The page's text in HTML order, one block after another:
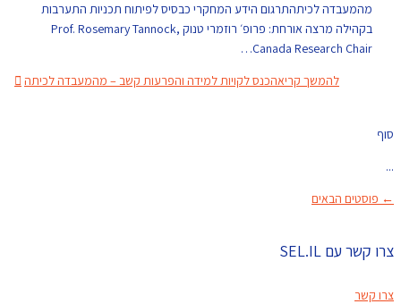
מהמעבדה לכיתהתרגום הידע המחקרי כבסיס לפיתוח תכניות התערבות
בקהילה מרצה אורחת: פרופ׳ רוזמרי טנוק Prof. Rosemary Tannock,
Canada Research Chair…
להמשך קריאהכנס לקויות למידה והפרעות קשב – מהמעבדה לכיתה
סוף
←פוסטים הבאים
צרו קשר עם SEL.IL
צרו קשר